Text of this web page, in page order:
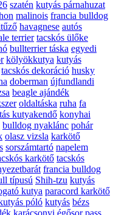
szatén kutyás párnahuzat
malinois francia bulldog
havagnese autós
terrier tacskós ülőke
bullterrier táska egyedi
kölyökkutya kutyás
tacskós dekoráció husky
doberman újfundlandi
beagle ajándék
oldaltáska ruha fa
kutyakendő konyhai
bulldog nyaklánc pohár
olasz vizsla karkötő
sorszámtartó napelem
karkötő tacskós
francia bulldog
típusú Shih-tzu kutyás
kutya paracord karkötő
póló kutyás bézs
karácsonyi égősor pass